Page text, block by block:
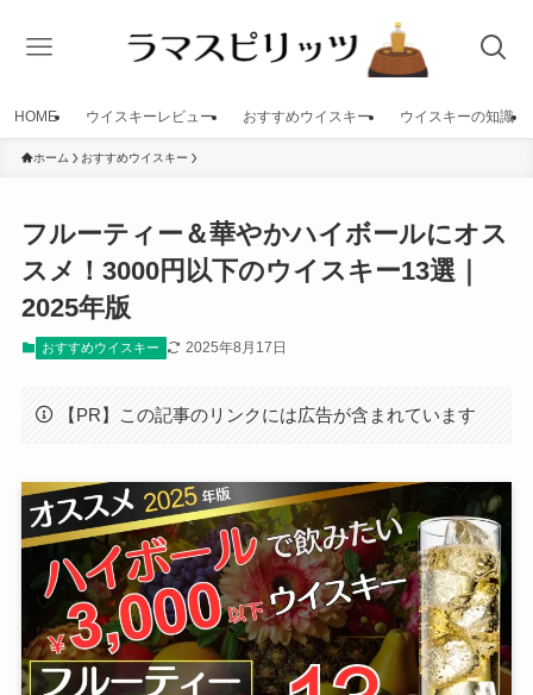
HOME ウイスキーレビュー おすすめウイスキー ウイスキーの知識
ホーム おすすめウイスキー
フルーティー＆華やかハイボールにオス
スメ！3000円以下のウイスキー13選｜
2025年版
おすすめウイスキー 2025年8月17日
【PR】この記事のリンクには広告が含まれています